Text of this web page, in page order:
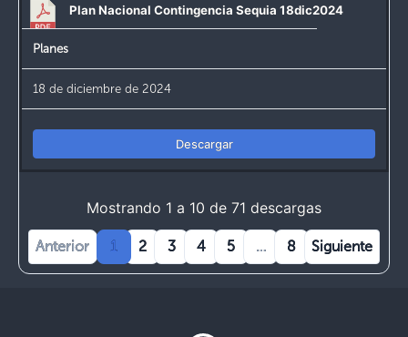
Plan Nacional Contingencia Sequia 18dic2024
Planes
18 de diciembre de 2024
Descargar
Mostrando 1 a 10 de 71 descargas
Anterior 1 2 3 4 5 … 8 Siguiente